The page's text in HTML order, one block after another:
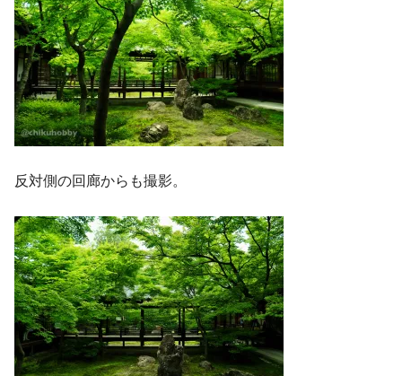
反対側の回廊からも撮影。